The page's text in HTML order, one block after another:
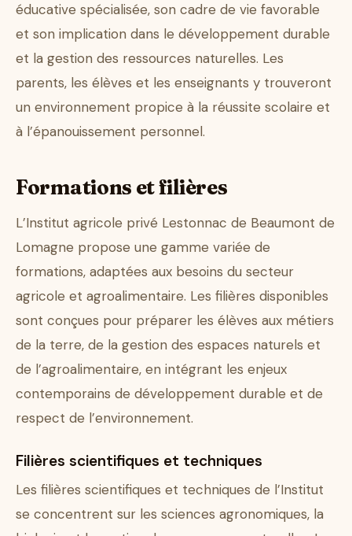
éducative spécialisée, son cadre de vie favorable
et son implication dans le développement durable
et la gestion des ressources naturelles. Les
parents, les élèves et les enseignants y trouveront
un environnement propice à la réussite scolaire et
à l’épanouissement personnel.
Formations et filières
L’Institut agricole privé Lestonnac de Beaumont de
Lomagne propose une gamme variée de
formations, adaptées aux besoins du secteur
agricole et agroalimentaire. Les filières disponibles
sont conçues pour préparer les élèves aux métiers
de la terre, de la gestion des espaces naturels et
de l’agroalimentaire, en intégrant les enjeux
contemporains de développement durable et de
respect de l’environnement.
Filières scientifiques et techniques
Les filières scientifiques et techniques de l’Institut
se concentrent sur les sciences agronomiques, la